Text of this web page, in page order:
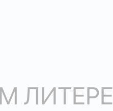
ЛИТЕРЕ